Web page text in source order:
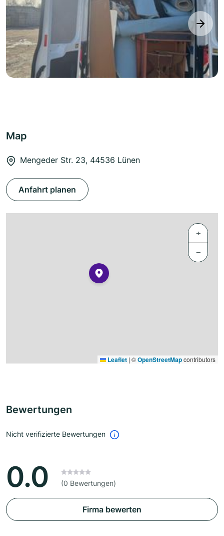
next
Map
Mengeder Str. 23, 44536 Lünen
Anfahrt planen
+
−
Leaflet | ©OpenStreetMapcontributors
Bewertungen
Nicht verifizierte Bewertungen
0.0 (0 Bewertungen)
Firma bewerten